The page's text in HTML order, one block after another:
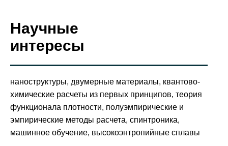
Научные
интересы
наноструктуры, двумерные материалы, квантово-
химические расчеты из первых принципов, теория
функционала плотности, полуэмпирические и
эмпирические методы расчета, спинтроника,
машинное обучение, высокоэнтропийные сплавы